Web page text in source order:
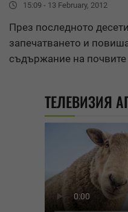
15:09 - 13 February, 2012
През последното
запечатването и
съдържание на почвите
ТЕЛЕВИЗИЯ